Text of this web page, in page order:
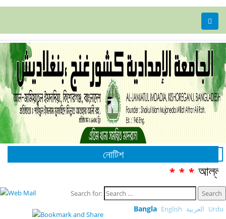
নোটিশ
***
Search for:
Bangla English العربية Urdu